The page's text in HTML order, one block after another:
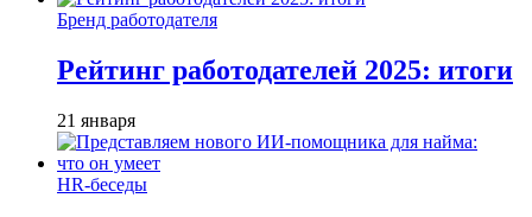
Бренд работодателя
Рейтинг работодателей 2025: итоги
21 января
HR-беседы